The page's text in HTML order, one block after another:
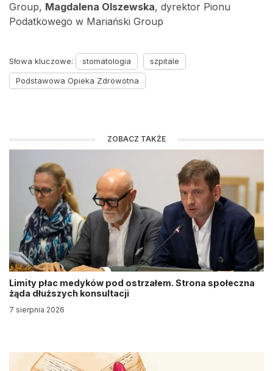
Group, Magdalena Olszewska, dyrektor Pionu
Podatkowego w Mariański Group
Słowa kluczowe: stomatologia
szpitale
Podstawowa Opieka Zdrowotna
ZOBACZ TAKŻE
Limity płac medyków pod ostrzałem. Strona społeczna
żąda dłuższych konsultacji
7 sierpnia 2026